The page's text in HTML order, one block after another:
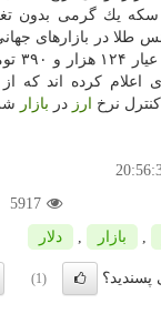
در بازارهای جهانی
و هر
اعلام كرده اند كه از
نرخ ارز در بازار
5917
, بازار , دلار
(1)